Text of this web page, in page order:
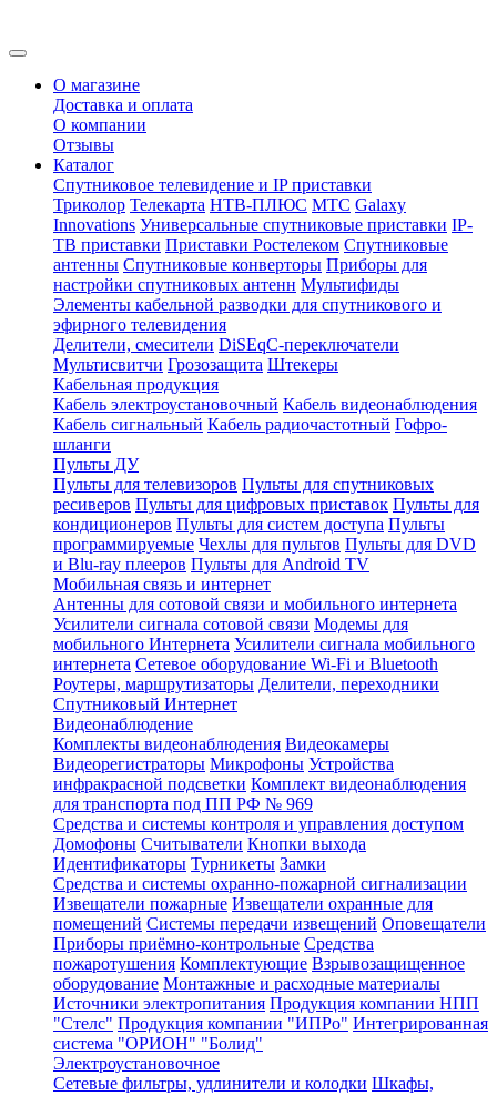
О магазине
Доставка и оплата
О компании
Отзывы
Каталог
Спутниковое телевидение и IP приставки
Триколор Телекарта НТВ-ПЛЮС МТС Galaxy
Innovations Универсальные спутниковые приставки IP-
ТВ приставки Приставки Ростелеком Спутниковые
антенны Спутниковые конверторы Приборы для
настройки спутниковых антенн Мультифиды
Элементы кабельной разводки для спутникового и
эфирного телевидения
Делители, смесители DiSEqC-переключатели
Мультисвитчи Грозозащита Штекеры
Кабельная продукция
Кабель электроустановочный Кабель видеонаблюдения
Кабель сигнальный Кабель радиочастотный Гофро-
шланги
Пульты ДУ
Пульты для телевизоров Пульты для спутниковых
ресиверов Пульты для цифровых приставок Пульты для
кондиционеров Пульты для систем доступа Пульты
программируемые Чехлы для пультов Пульты для DVD
и Blu-ray плееров Пульты для Android TV
Мобильная связь и интернет
Антенны для сотовой связи и мобильного интернета
Усилители сигнала сотовой связи Модемы для
мобильного Интернета Усилители сигнала мобильного
интернета Сетевое оборудование Wi-Fi и Bluetooth
Роутеры, маршрутизаторы Делители, переходники
Спутниковый Интернет
Видеонаблюдение
Комплекты видеонаблюдения Видеокамеры
Видеорегистраторы Микрофоны Устройства
инфракрасной подсветки Комплект видеонаблюдения
для транспорта под ПП РФ № 969
Средства и системы контроля и управления доступом
Домофоны Считыватели Кнопки выхода
Идентификаторы Турникеты Замки
Средства и системы охранно-пожарной сигнализации
Извещатели пожарные Извещатели охранные для
помещений Системы передачи извещений Оповещатели
Приборы приёмно-контрольные Средства
пожаротушения Комплектующие Взрывозащищенное
оборудование Монтажные и расходные материалы
Источники электропитания Продукция компании НПП
"Стелс" Продукция компании "ИПРо" Интегрированная
система "ОРИОН" "Болид"
Электроустановочное
Сетевые фильтры, удлинители и колодки Шкафы,